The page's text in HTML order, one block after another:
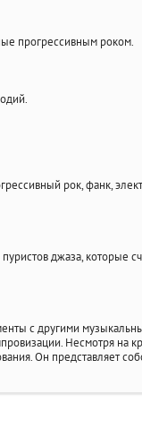
прогрессивным роком.
рок, фанк,
джаза, которые
с другими
Несмотря на
Он представляет